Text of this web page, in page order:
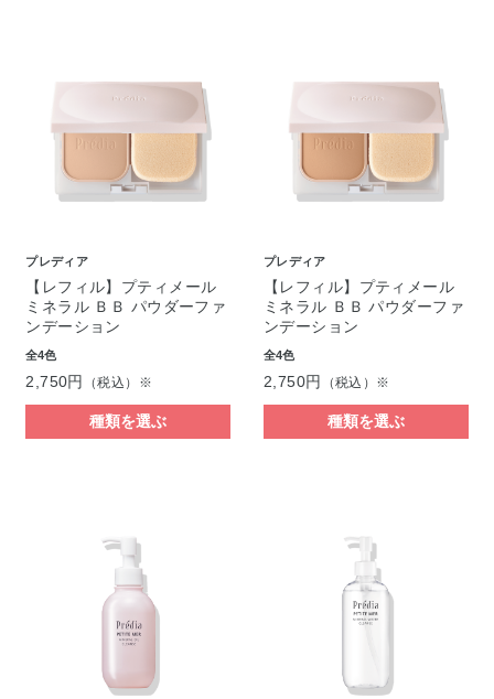
プレディア
【レフィル】プティメール
ミネラル ＢＢ パウダーファ
ンデーション
全4色
2,750円 （税込）※
種類を選ぶ
プレディア
【レフィル】プティメール
ミネラル ＢＢ パウダーファ
ンデーション
全4色
2,750円 （税込）※
種類を選ぶ